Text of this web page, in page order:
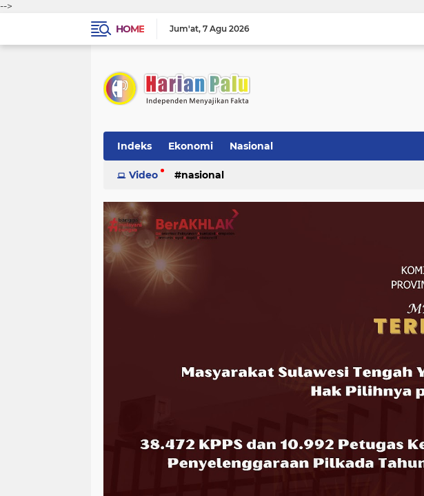
-->
HOME
Jum'at 7 Agu 2026
Indeks Ekonomi Nasional
Video nasional